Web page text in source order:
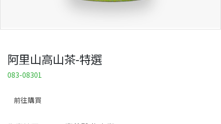
阿里山高山茶-特選
083-08301
前往購買